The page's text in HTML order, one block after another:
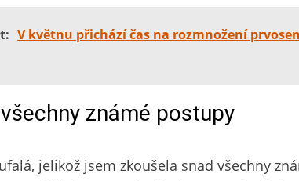
V květnu přichází čas na rozmnožení
známé postupy
jelikož jsem zkoušela snad všechny